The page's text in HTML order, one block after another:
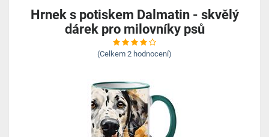
Hrnek s potiskem Dalmatin - skvělý
dárek pro milovníky psů
(Celkem 2 hodnocení)